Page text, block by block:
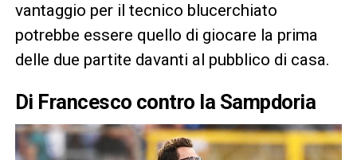
vantaggio per il tecnico blucerchiato
potrebbe essere quello di giocare la prima
delle due partite davanti al pubblico di casa.
Di Francesco contro la Sampdoria